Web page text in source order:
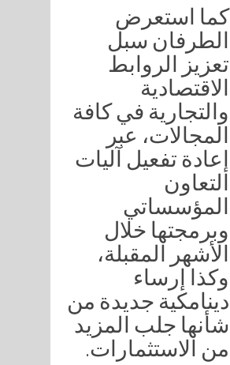
كما استعرض
الطرفان سبل
تعزيز الروابط
الاقتصادية
والتجارية في كافة
المجالات، عبر
إعادة تفعيل آليات
التعاون
المؤسساتي
وبرمجتها خلال
الأشهر المقبلة،
وكذا إرساء
دينامكية جديدة من
شأنها جلب المزيد
من الاستثمارات.